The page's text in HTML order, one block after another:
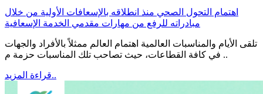
اهتمام التحول الصحي منذ انطلاقه بالإسعافات الأولية من خلال
مبادراته للرفع من مهارات مقدمي الخدمة الإسعافية
تلقى الأيام والمناسبات العالمية اهتمام العالم ممثلاً بالأفراد والجهات
في كافة القطاعات، حيث تصاحب تلك المناسبات حزمة م ..
قراءة المزيد..